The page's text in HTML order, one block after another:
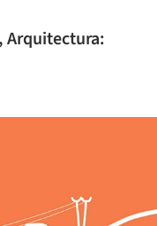
Arquitectura: